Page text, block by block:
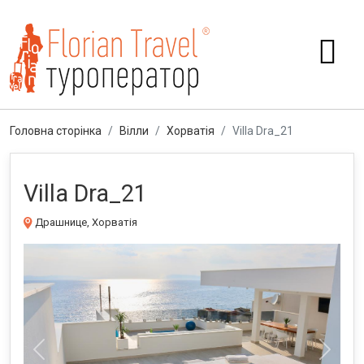
Головна сторінка Вілли Хорватія Villa Dra_21
Villa Dra_21
Драшнице, Хорватія
Previous Next